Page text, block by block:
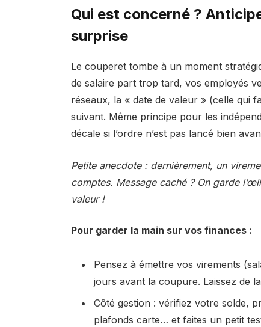
Qui est concerné ?
surprise
Le couperet tombe à un moment
de salaire part trop tard, vos employés
réseaux, la « date de valeur » (celle qui
suivant. Même principe pour les
décale si l’ordre n’est pas lancé bien
Petite anecdote : dernièrement, un
comptes. Message caché ? On garde
valeur !
Pour garder la main sur vos finances :
Pensez à émettre vos virements
jours avant la coupure. Laissez de
Côté gestion : vérifiez votre solde,
plafonds carte… et faites un petit